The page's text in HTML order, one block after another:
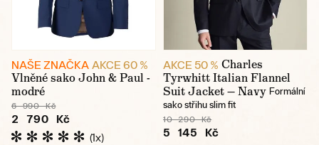
NAŠE ZNAČKA AKCE 60 %
Vlněné sako John & Paul -
modré
6 990 Kč
2 790 Kč
(1x)
AKCE 50 % Charles
Tyrwhitt Italian Flannel
Suit Jacket — Navy Formální
sako střihu slim fit
10 290 Kč
5 145 Kč